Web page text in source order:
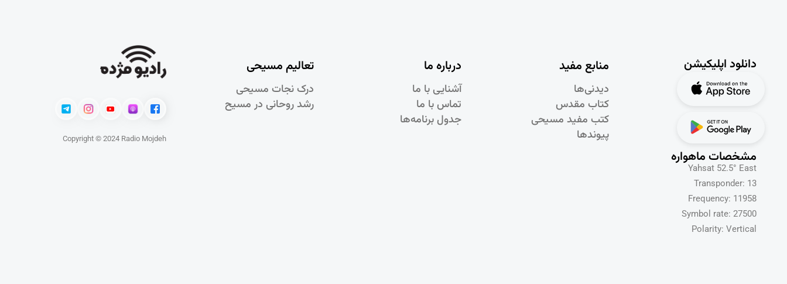
Copyright © 2024 Radio Mojdeh
تعالیم مسیحی
درک نجات مسيحی
رشد روحانی در مسيح
درباره ما
آشنایی با ما
تماس با ما
جدول برنامه‌ها
منابع مفید
دیدنی‌ها
کتاب مقدس
کتب مفید مسیحی
پیوندها
دانلود اپلیکیشن
مشخصات ماهواره
Yahsat 52.5° East
Transponder: 13
Frequency: 11958
Symbol rate: 27500
Polarity: Vertical